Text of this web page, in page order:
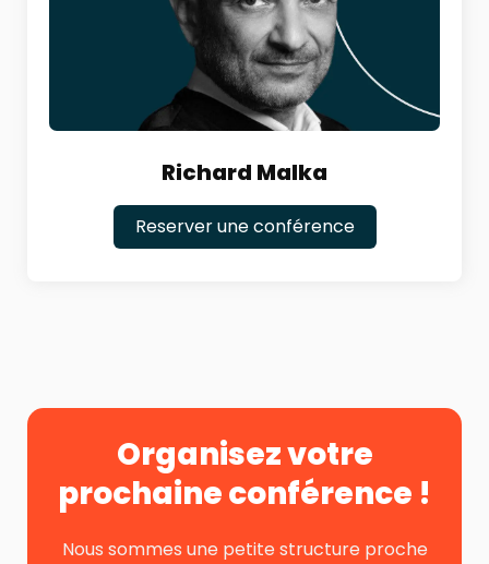
Richard Malka
Reserver une conférence
Organisez votre
prochaine conférence !
Nous sommes une petite structure proche